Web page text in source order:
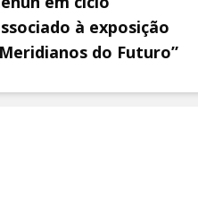
à exposição
do Futuro”